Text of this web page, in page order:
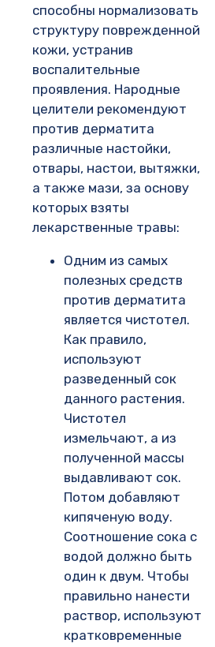
способны нормализовать
структуру поврежденной
кожи, устранив
воспалительные
проявления. Народные
целители рекомендуют
против дерматита
различные настойки,
отвары, настои, вытяжки,
а также мази, за основу
которых взяты
лекарственные травы:
Одним из самых
полезных средств
против дерматита
является чистотел.
Как правило,
используют
разведенный сок
данного растения.
Чистотел
измельчают, а из
полученной массы
выдавливают сок.
Потом добавляют
кипяченую воду.
Соотношение сока с
водой должно быть
один к двум. Чтобы
правильно нанести
раствор, используют
кратковременные